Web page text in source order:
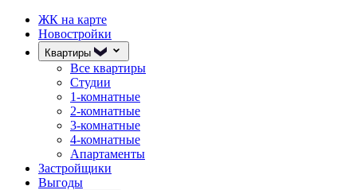
ЖК на карте
Новостройки
Квартиры
Все квартиры
Студии
1-комнатные
2-комнатные
3-комнатные
4-комнатные
Апартаменты
Застройщики
Выгоды